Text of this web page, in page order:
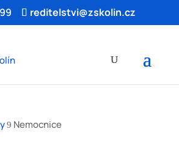
reditelstvi@zskolin.cz
9 Nemocnice